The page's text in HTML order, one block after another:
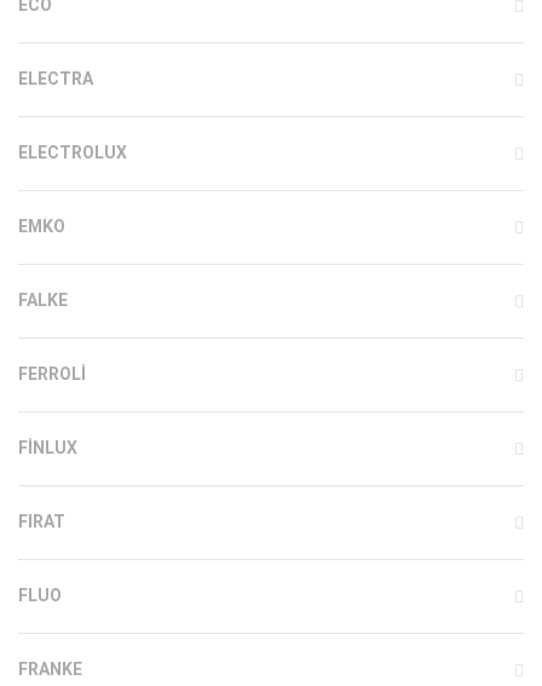
ECO
ELECTRA
ELECTROLUX
EMKO
FALKE
FERROLI
FINLUX
FIRAT
FLUO
FRANKE